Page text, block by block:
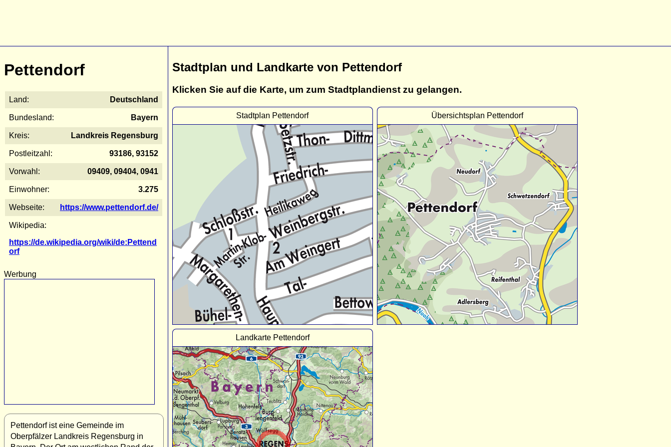
Pettendorf
Land: Deutschland
Bundesland: Bayern
Kreis: Landkreis Regensburg
Postleitzahl: 93186, 93152
Vorwahl: 09409, 09404, 0941
Einwohner: 3.275
Webseite: https://www.pettendorf.de/
Wikipedia:
https://de.wikipedia.org/wiki/de:Pettend
orf
Werbung
Pettendorf ist eine Gemeinde im
Oberpfälzer Landkreis Regensburg in
Stadtplan und Landkarte von Pettendorf
Klicken Sie auf die Karte, um zum Stadtplandienst zu gelangen.
Stadtplan Pettendorf Übersichtsplan Pettendorf
Landkarte Pettendorf